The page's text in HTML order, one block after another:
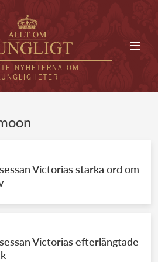
NYHETERNA OM
KUNGAHUS
kungahuset
kungahuset
REDAKTION
Victorias starka ord om
Victorias efterlängtade